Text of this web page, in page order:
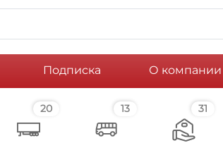
Подписка О компании
20 13 31